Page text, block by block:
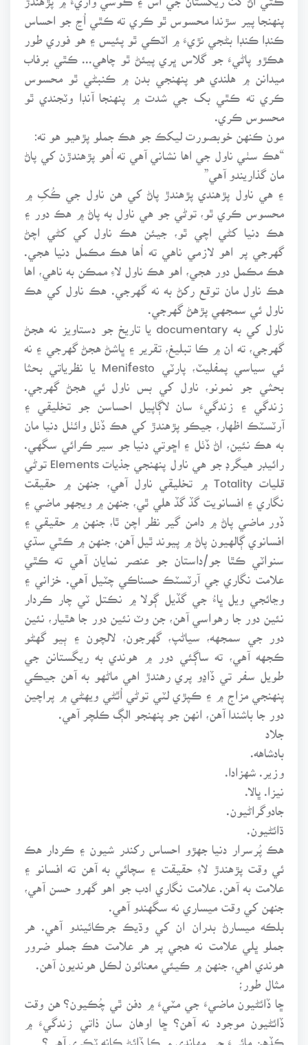
پنهنجا پير سڙندا محسوس ٿو ڪري ته ڪٿي اُڃ جو احساس
ڪنڊا ڪنڊا بڻجي نڙيءَ ۾ اٽڪي ٿو پئيس ۽ هو فوري طور
هڪڙو پاڻيءَ جو گلاس ڀري پيئڻ ٿو چاهي... ڪٿي برفاب
ميدانن ۾ هلندي هو پنهنجي بدن ۾ ڪنبڻي ٿو محسوس
ڪري ته ڪٿي بک جي شدت ۾ پنهنجا آنڊا وٽجندي ٿو
مون ڪنهن خوبصورت ليکڪ جو هڪ جملو پڙهيو هو ته:
“هڪ سٺي ناول جي اها نشاني آهي ته اُهو پڙهندڙن کي پاڻ
مان گذاريندو آهي”
۽ هي ناول پڙهندي پڙهندڙ پاڻ کي هن ناول جي ڪُکِ ۾
محسوس ڪري ٿو، توڻي جو هي ناول به پاڻ ۾ هڪ دور ۽
هڪ دنيا کڻي اچي ٿو، جيئن هڪ ناول کي کڻي اچڻ
گهرجي پر اهو لازمي ناهي ته اُها هڪ مڪمل دنيا هجي.
هڪ مڪمل دور هجي، اهو هڪ ناول لاءِ ممڪن به ناهي، اها
هڪ ناول مان توقع رکڻ به نه گهرجي. هڪ ناول کي هڪ
ناول ئي سمجهي پڙهڻ گهرجي.
ناول کي به documentary يا تاريخ جو دستاويز نه هجڻ
گهرجي، ته ان ۾ ڪا تبليغ، تقرير ۽ ڀاشڻ هجڻ گهرجي ۽ نه
ئي سياسي پمفليٽ، پارٽي Menifesto يا نظرياتي بحثا
بحثي جو نمونو، ناول کي بس ناول ئي هجڻ گهرجي.
زندگي ۽ زندگيءَ سان لاڳاپيل احساسن جو تخليقي ۽
آرٽسٽڪ اظهار، جيڪو پڙهندڙ کي هڪ ڏٺل وائٺل دنيا مان
به هڪ نئين، اڻ ڏٺل ۽ اڇوتي دنيا جو سير ڪرائي سگهي.
رائيڊر هيگرڊ جو هي ناول پنهنجي جذيات Elements توڻي
قليات Totality ۾ تخليقي ناول آهي، جنهن ۾ حقيقت
نگاري ۽ افسانويت گڏ گڏ هلي ٿي، جنهن ۾ ويجهو ماضي ۽
ڏور ماضي پاڻ ۾ دامن گير نظر اچن ٿا، جنهن ۾ حقيقي ۽
افسانوي ڳالهيون پاڻ ۾ پيوند ٿيل آهن، جنهن ۾ ڪٿي سڌي
سنواٽي ڪٿا جو/داستان جو عنصر نمايان آهي ته ڪٿي
علامت نگاري جي آرٽسٽڪ حسناڪي چٽيل آهي. خزاني ۽
وڃائجي ويل ڀاءُ جي گڏيل ڳولا ۾ نڪتل ٽي چار ڪردار
نئين دور جا رهواسي آهن، جن وٽ نئين دور جا هٿيار، نئين
دور جي سمجهه، سياڻپ، گهرجون، لالچون ۽ ٻيو گهڻو
ڪجهه آهي، ته ساڳئي دور ۾ هوندي به ريگستانن جي
طويل سفر تي ڏاڍو پري رهندڙ اهي ماڻهو به آهن جيڪي
پنهنجي مزاج ۾ ۽ ڪپڙي لٽي توڻي اُٿڻي ويهڻي ۾ پراچين
دور جا باشندا آهن، انهن جو پنهنجو الڳ ڪلچر آهي.
جلاد
بادشاهه.
وزير. شهزادا.
نيزا. ڀالا.
جادوگراڻيون.
ڌائڻيون.
هڪ پُرسرار دنيا جهڙو احساس رکندر شيون ۽ ڪردار هڪ
ئي وقت پڙهندڙ لاءِ حقيقت ۽ سچائي به آهن ته افسانو ۽
علامت به آهن. علامت نگاري ادب جو اهو گهرو حسن آهي،
جنهن کي وقت ميساري نه سگهندو آهي.
بلڪه ميسارڻ بدران ان کي وڌيڪ جرڪائيندو آهي. هر
جملو ڀلي علامت نه هجي پر هر علامت هڪ جملو ضرور
هوندي اهي، جنهن ۾ ڪيئي معنائون لڪل هونديون آهن.
مثال طور؛
ڇا ڏائڻيون ماضيءَ جي مٽيءَ ۾ دفن ٿي چُڪيون؟ هن وقت
ڏائڻيون موجود نه آهن؟ ڇا اوهان سان ذاتي زندگيءَ ۾
ڪڏهن مائيءَ جي مهانڊي ۾ ڪا ڏائڻ ڪانه ٽڪري آهي؟